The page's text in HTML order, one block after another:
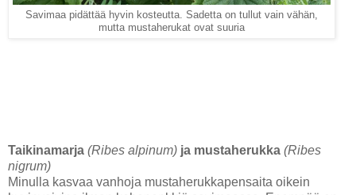
Savimaa pidättää hyvin kosteutta. Sadetta on tullut vain vähän,
mutta mustaherukat ovat suuria
Taikinamarja (Ribes alpinum) ja mustaherukka (Ribes
nigrum)
Minulla kasvaa vanhoja mustaherukkapensaita oikein